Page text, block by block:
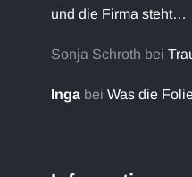
und die Firma steht…
Sonja Schroth bei
Inga bei Was die